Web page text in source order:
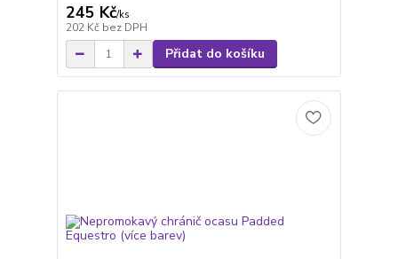
245 Kč/ks
202 Kč bez DPH
Přidat do košíku